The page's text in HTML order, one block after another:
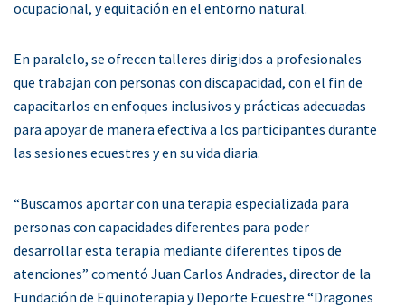
ocupacional, y equitación en el entorno natural.
En paralelo, se ofrecen talleres dirigidos a profesionales
que trabajan con personas con discapacidad, con el fin de
capacitarlos en enfoques inclusivos y prácticas adecuadas
para apoyar de manera efectiva a los participantes durante
las sesiones ecuestres y en su vida diaria.
“Buscamos aportar con una terapia especializada para
personas con capacidades diferentes para poder
desarrollar esta terapia mediante diferentes tipos de
atenciones” comentó Juan Carlos Andrades, director de la
Fundación de Equinoterapia y Deporte Ecuestre “Dragones